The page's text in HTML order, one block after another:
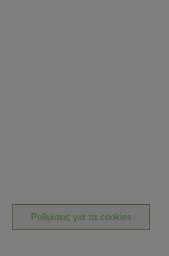
Ρυθμίσεις για τα cookies